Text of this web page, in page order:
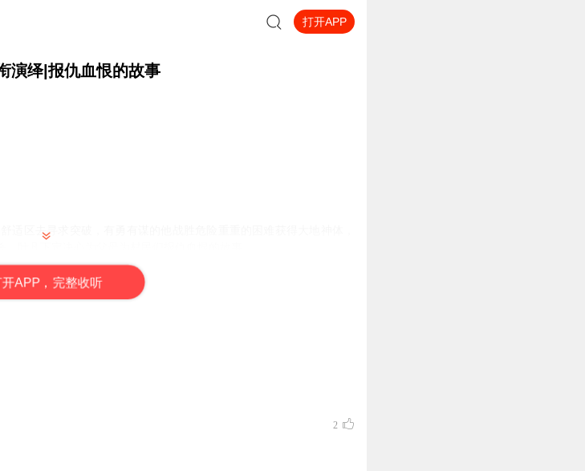
打开APP
演绎|报仇血恨的故事
适区去寻求突破，有勇有谋的他战胜危险重重的困难获得大地神体，
开APP，完整收听
2